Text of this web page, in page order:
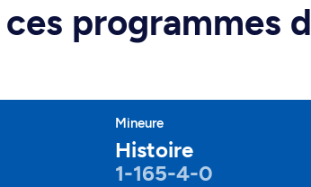
programmes
Mineure
Histoire
1-165-4-0